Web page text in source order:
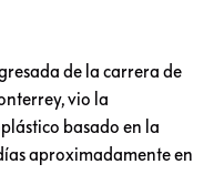
de la carrera de
vio la
basado en la
aproximadamente en